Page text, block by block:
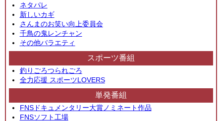
ネタパレ
新しいカギ
さんまのお笑い向上委員会
千鳥の鬼レンチャン
その他バラエティ
スポーツ番組
釣りごろつられごろ
全力応援 スポーツLOVERS
単発番組
FNSドキュメンタリー大賞ノミネート作品
FNSソフト工場